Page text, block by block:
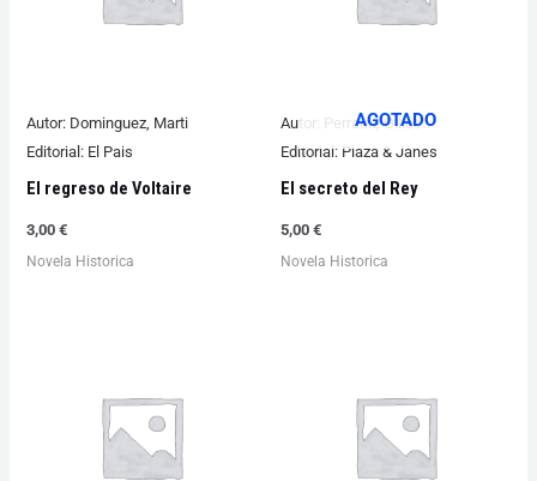
Autor: Dominguez, Marti
Editorial: El Pais
El regreso de Voltaire
3,00€
Novela Historica
AGOTADO
Autor:
Perrault, Gilles
Editorial: Plaza & Janes
El secreto del Rey
5,00 €
Novela Historica